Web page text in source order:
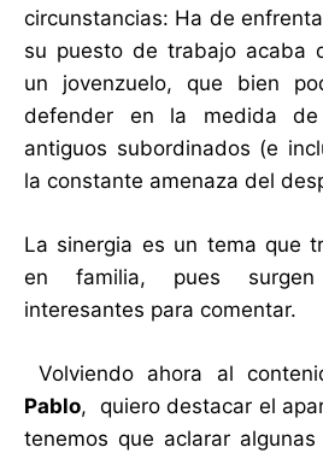
circunstancias: Ha de
su puesto de trabajo acaba
un jovenzuelo, que bien
defender en la medida
antiguos subordinados (e
la constante amenaza del
La sinergia es un tema que
en familia, pues surgen
interesantes para comentar.
Volviendo ahora al
Pablo, quiero destacar el
tenemos que aclarar algunas